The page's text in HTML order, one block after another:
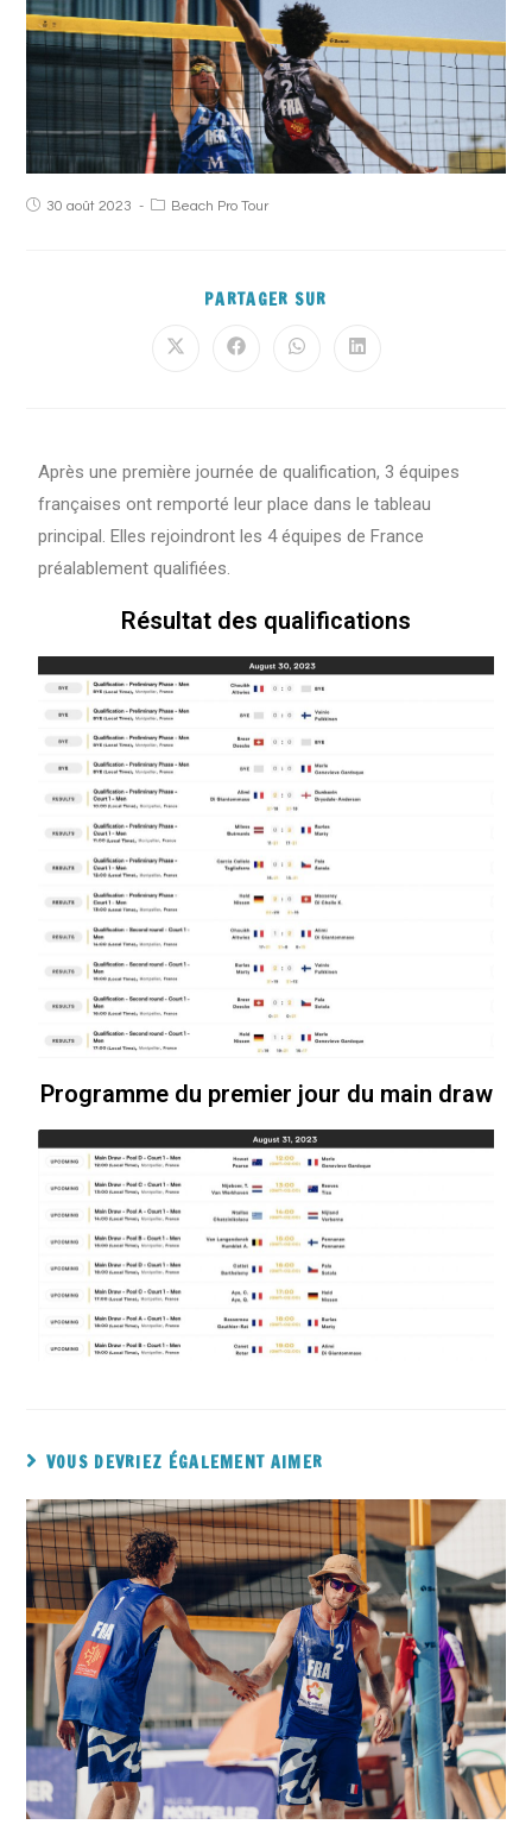
30 août 2023 Beach Pro Tour
PARTAGER SUR
Après une première journée de qualification, 3 équipes
françaises ont remporté leur place dans le tableau
principal. Elles rejoindront les 4 équipes de France
préalablement qualifiées.
Résultat des qualifications
Programme du premier jour du main draw
VOUS DEVRIEZ ÉGALEMENT AIMER